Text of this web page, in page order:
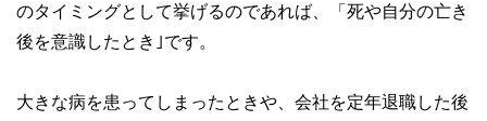
のタイミングとして挙げるのであれば、「死や自分の亡き
後を意識したとき｣です。
大きな病を患ってしまったときや、会社を定年退職した後